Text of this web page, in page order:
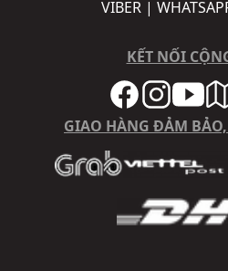
VIBER |
KẾT NỐI
GIAO HÀNG ĐẢM